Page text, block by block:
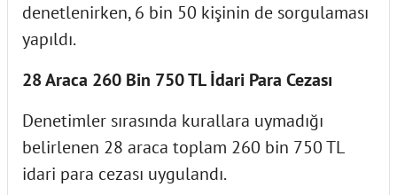
denetlenirken, 6 bin 50 kişinin de sorgulaması
yapıldı.
28 Araca 260 Bin 750 TL İdari Para Cezası
Denetimler sırasında kurallara uymadığı
belirlenen 28 araca toplam 260 bin 750 TL
idari para cezası uygulandı.